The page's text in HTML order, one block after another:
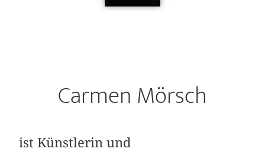
Carmen Mörsch
ist Künstlerin und